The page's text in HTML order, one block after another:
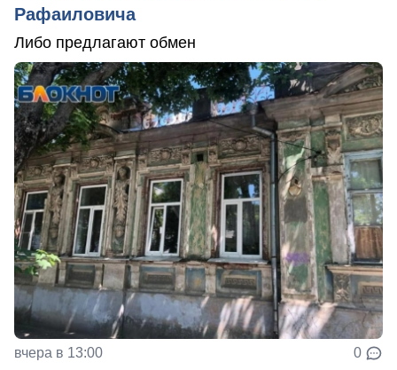
Рафаиловича
Либо предлагают обмен
вчера в 13:00 0